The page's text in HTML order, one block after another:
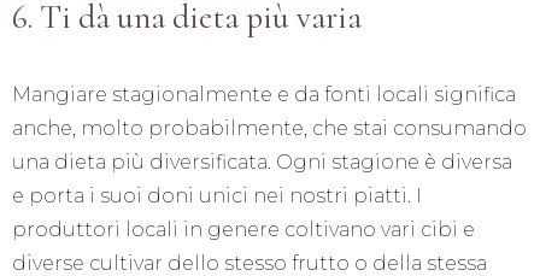
6. Ti dà una dieta più varia
Mangiare stagionalmente e da fonti locali significa
anche, molto probabilmente, che stai consumando
una dieta più diversificata. Ogni stagione è diversa
e porta i suoi doni unici nei nostri piatti. I
produttori locali in genere coltivano vari cibi e
diverse cultivar dello stesso frutto o della stessa